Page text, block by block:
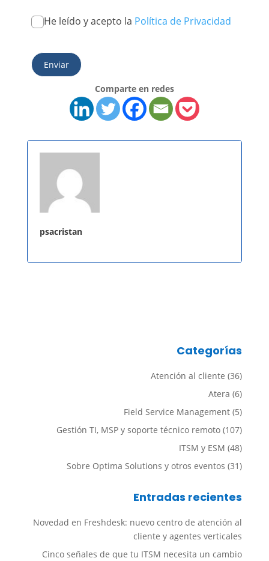
He leído y acepto la Política de Privacidad
Enviar
Comparte en redes
psacristan
Categorías
Atención al cliente (36)
Atera (6)
Field Service Management (5)
Gestión TI, MSP y soporte técnico remoto (107)
ITSM y ESM (48)
Sobre Optima Solutions y otros eventos (31)
Entradas recientes
Novedad en Freshdesk: nuevo centro de atención al
cliente y agentes verticales
Cinco señales de que tu ITSM necesita un cambio